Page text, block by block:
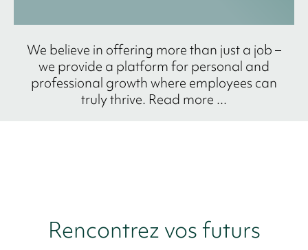
We believe in offering more than just a job –
we provide a platform for personal and
professional growth where employees can
truly thrive. Read more ...
Rencontrez vos futurs